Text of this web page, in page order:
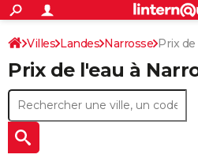
ACTUALITÉS
Politique
Société
Faits Divers
Education
Monde
Villes
+
SPORT
Coupe du monde 2026
Football
Tennis
Cyclisme
Rugby
Forum
Programme TV
TNTStreaming
Cinéma
Sorties cinéma
Musique
Retraite
Impôts
Epargne
Immobilier
Risques naturels par ville
Banque
Assurance
Crédit
AUTO
Villes Landes Narrosse Prix de
Prix de l'eau à